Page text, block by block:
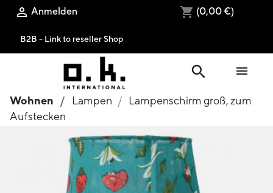
 Anmelden shopping_cart (0,00 €)
B2B - Link to reseller Shop
search 
Wohnen Lampen
Lampenschirm groß, zum
Aufstecken